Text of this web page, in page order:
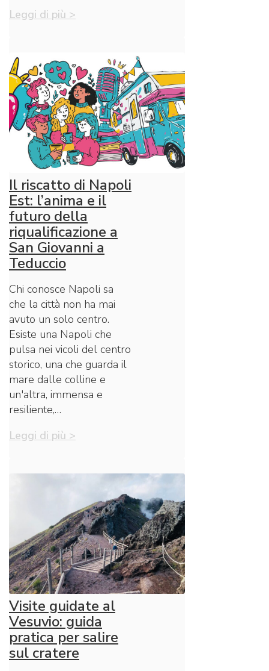
Leggi di più >
Il riscatto di Napoli
Est: l’anima e il
futuro della
riqualificazione a
San Giovanni a
Teduccio
Chi conosce Napoli sa
che la città non ha mai
avuto un solo centro.
Esiste una Napoli che
pulsa nei vicoli del centro
storico, una che guarda il
mare dalle colline e
un'altra, immensa e
resiliente,…
Leggi di più >
Visite guidate al
Vesuvio: guida
pratica per salire
sul cratere